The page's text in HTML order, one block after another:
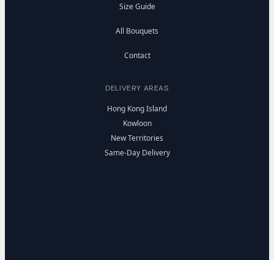
Size Guide
All Bouquets
Contact
DELIVERY AREAS
Hong Kong Island
Kowloon
New Territories
Same-Day Delivery